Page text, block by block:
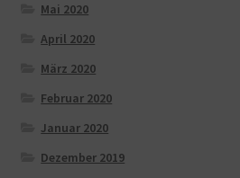
Mai 2020
April 2020
März 2020
Februar 2020
Januar 2020
Dezember 2019